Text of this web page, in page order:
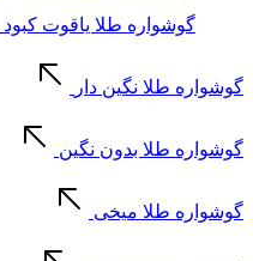
گوشواره طلا یاقوت کبود
گوشواره طلا نگین دار
گوشواره طلا بدون نگین
گوشواره طلا میخی